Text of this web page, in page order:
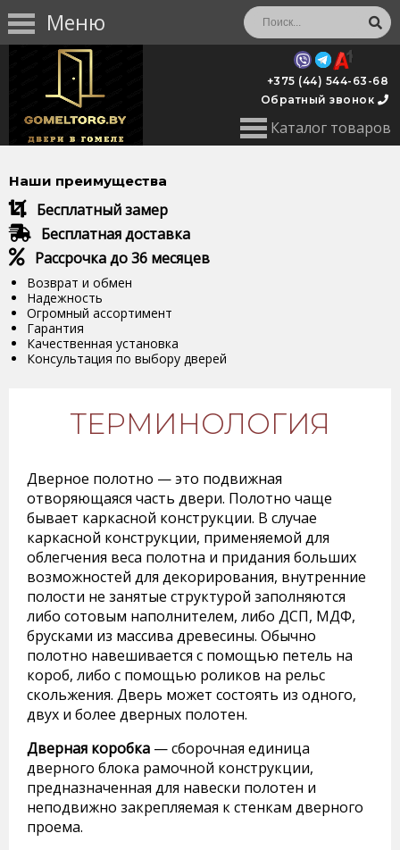
Меню
Каталог товаров
+375 (44) 544-63-68
Обратный звонок
Наши преимущества
Бесплатный замер
Бесплатная доставка
Рассрочка до 36 месяцев
Возврат и обмен
Надежность
Огромный ассортимент
Гарантия
Качественная установка
Консультация по выбору дверей
ТЕРМИНОЛОГИЯ
Дверное полотно — это подвижная
отворяющаяся часть двери. Полотно чаще
бывает каркасной конструкции. В случае
каркасной конструкции, применяемой для
облегчения веса полотна и придания больших
возможностей для декорирования, внутренние
полости не занятые структурой заполняются
либо сотовым наполнителем, либо ДСП, МДФ,
брусками из массива древесины. Обычно
полотно навешивается с помощью петель на
короб, либо с помощью роликов на рельс
скольжения. Дверь может состоять из одного,
двух и более дверных полотен.
Дверная коробка — сборочная единица
дверного блока рамочной конструкции,
предназначенная для навески полотен и
неподвижно закрепляемая к стенкам дверного
проема.